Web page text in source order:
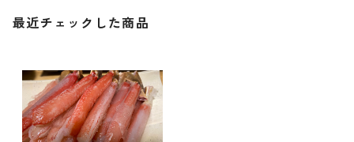
最近チェックした商品